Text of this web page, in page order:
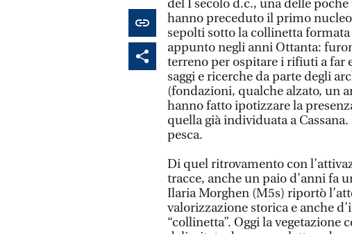
del I secolo d.c., una delle
hanno preceduto il primo
sepolti sotto la collinetta
appunto negli anni Ottanta:
terreno per ospitare i rifiuti a far
saggi e ricerche da parte degli
(fondazioni, qualche alzato, un
hanno fatto ipotizzare la
quella già individuata a
pesca.
Di quel ritrovamento con
tracce, anche un paio d’anni fa
Ilaria Morghen (M5s) riportò
valorizzazione storica e anche
“collinetta”. Oggi la vegetazione